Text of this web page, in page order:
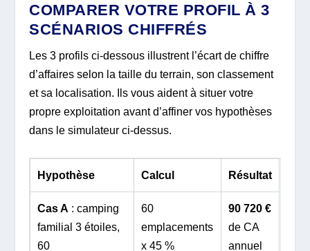
COMPARER VOTRE PROFIL À 3
SCÉNARIOS CHIFFRÉS
Les 3 profils ci-dessous illustrent l’écart de chiffre
d’affaires selon la taille du terrain, son classement
et sa localisation. Ils vous aident à situer votre
propre exploitation avant d’affiner vos hypothèses
dans le simulateur ci-dessus.
Hypothèse Calcul Résultat
Cas A : camping
familial 3 étoiles,
60
60
emplacements
x 45 %
90 720 €
de CA
annuel